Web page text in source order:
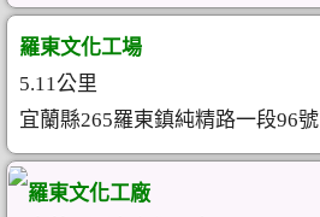
羅東文化工場
5.11公里
宜蘭縣265羅東鎮純精路一段96號
羅東文化工廠